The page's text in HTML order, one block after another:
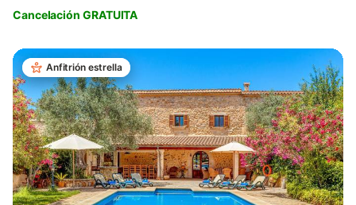
Cancelación GRATUITA
Anfitrión estrella